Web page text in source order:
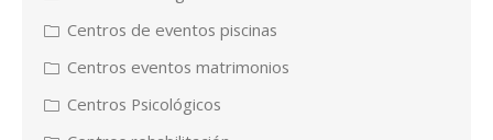
Centros de eventos piscinas
Centros eventos matrimonios
Centros Psicológicos